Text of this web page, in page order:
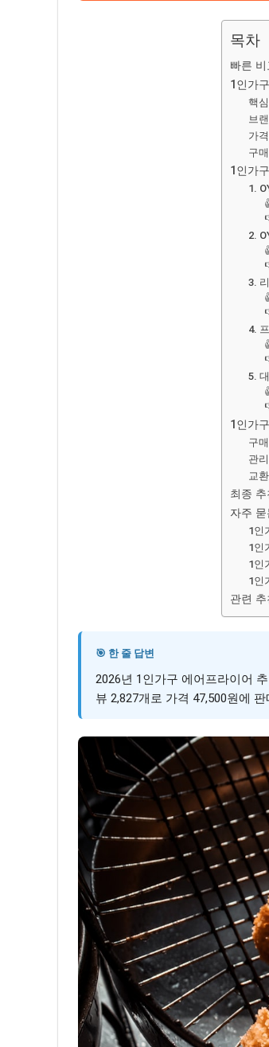
목차
빠른
1인가
핵
브
가
구
1인가
1.
2.
3.
4.
5.
1인가
구
관
교
최종 추
자주
1인
1인
1인
1인
관련
🎯 한 줄 답변
2026년 1인가구 에어프라이어
뷰 2,827개로 가격 47,500원에